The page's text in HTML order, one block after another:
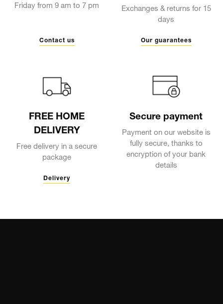
Friday from 9 am to 7 pm
Contact us
Exchanges & returns for 15
days
Our guarantees
FREE HOME
DELIVERY
Free delivery in a secure
package
Delivery
Secure payment
Payment on our website is
fully secure, thanks to
encryption of your bank
details